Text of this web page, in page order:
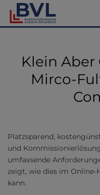
Klein
Mirco-
Platzsparend,
und
umfassende
zeigt, wie dies im
kann.